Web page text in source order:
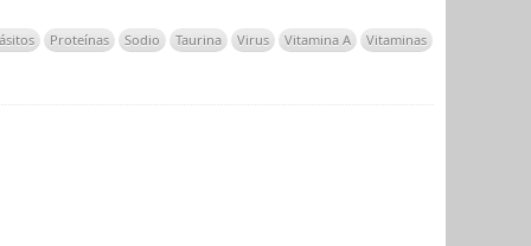
Proteínas Sodio Taurina Virus Vitamina A Vitaminas